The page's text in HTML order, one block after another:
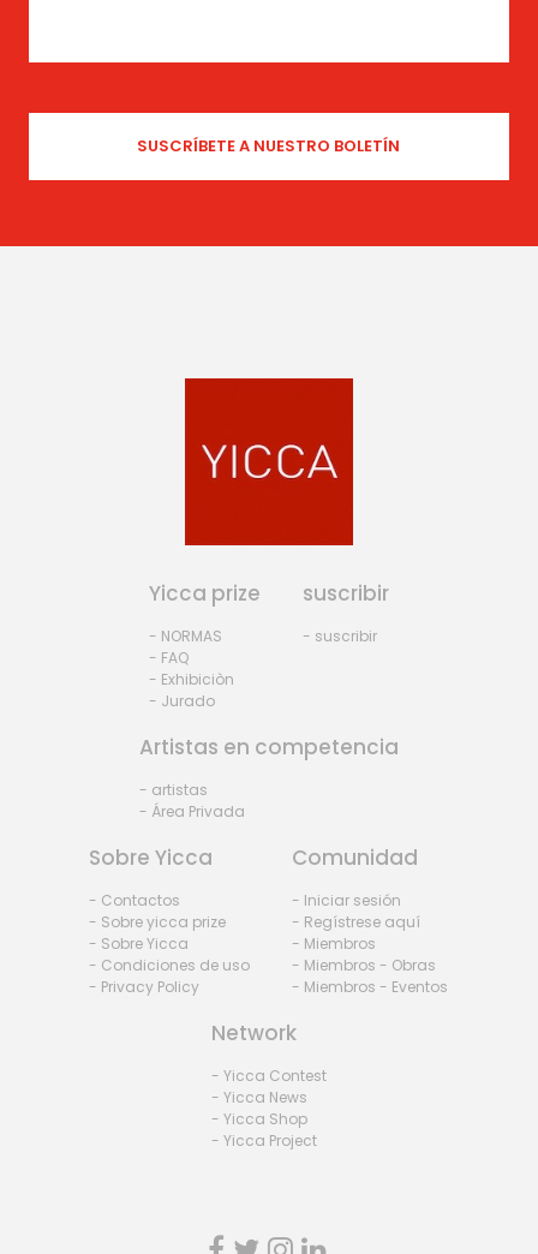
Yicca prize
- NORMAS
- FAQ
- Exhibiciòn
- Jurado
suscribir
- suscribir
Artistas en competencia
- artistas
- Área Privada
Sobre Yicca
- Contactos
- Sobre yicca prize
- Sobre Yicca
- Condiciones de uso
- Privacy Policy
Comunidad
- Iniciar sesión
- Regístrese aquí
- Miembros
- Miembros - Obras
- Miembros - Eventos
Network
- Yicca Contest
- Yicca News
- Yicca Shop
- Yicca Project